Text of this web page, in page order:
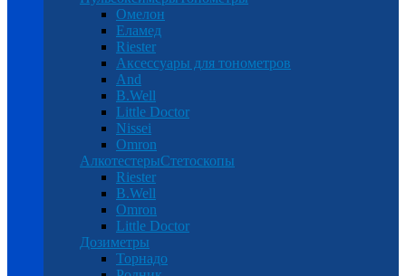
Омелон
Еламед
Riester
Аксессуары для тонометров
And
B.Well
Little Doctor
Nissei
Omron
АлкотестерыСтетоскопы
Riester
B.Well
Omron
Little Doctor
Дозиметры
Торнадо